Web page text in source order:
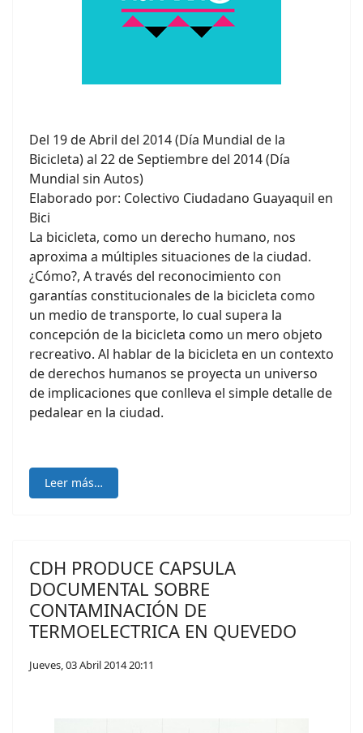
Del 19 de Abril del 2014 (Día Mundial de la
Bicicleta) al 22 de Septiembre del 2014 (Día
Mundial sin Autos)
Elaborado por: Colectivo Ciudadano Guayaquil en
Bici
La bicicleta, como un derecho humano, nos
aproxima a múltiples situaciones de la ciudad.
¿Cómo?, A través del reconocimiento con
garantías constitucionales de la bicicleta como
un medio de transporte, lo cual supera la
concepción de la bicicleta como un mero objeto
recreativo. Al hablar de la bicicleta en un contexto
de derechos humanos se proyecta un universo
de implicaciones que conlleva el simple detalle de
pedalear en la ciudad.
Leer más…
CDH PRODUCE CAPSULA
DOCUMENTAL SOBRE
CONTAMINACIÓN DE
TERMOELECTRICA EN QUEVEDO
Jueves, 03 Abril 2014 20:11